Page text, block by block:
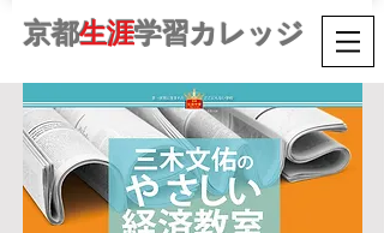
京都生涯学習カレッジ